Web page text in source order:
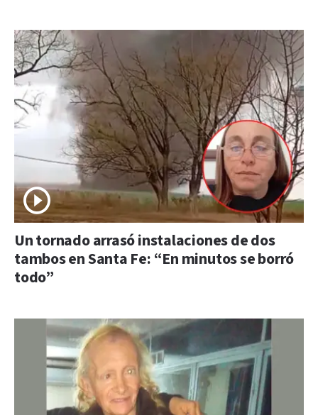
Un tornado arrasó instalaciones de dos
tambos en Santa Fe: “En minutos se borró
todo”